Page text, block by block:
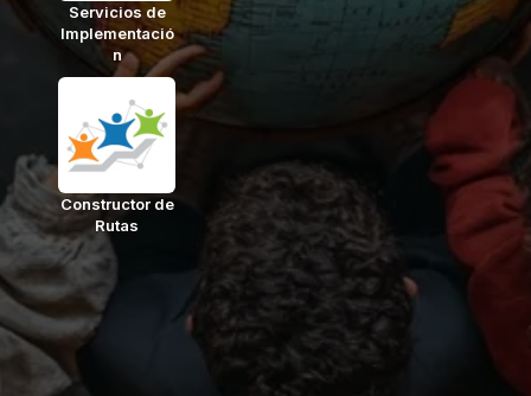
Servicios de
Implementació
n
Constructor de
Rutas